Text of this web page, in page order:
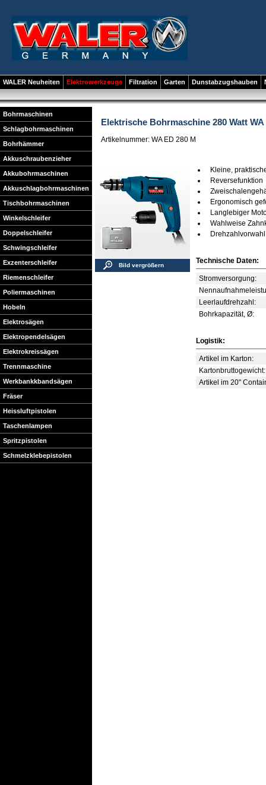
WALER Neuheiten Elektrowerkzeuge Filtration Garten Dunstabzugshauben
Bohrmaschinen
Schlagbohrmaschinen
Bohrhämmer
Akkuschraubenzieher
Akkubohrmaschinen
Akkuschlagbohrmaschinen
Tischbohrmaschinen
Winkelschleifer
Doppelschleifer
Schwingschleifer
Exzenterschleifer
Riemenschleifer
Poliermaschinen
Hobeln
Elektrosägen
Elektropendelsägen
Elektrokreissägen
Trennmaschine
Werkbankkbandsägen
Fräser
Heissluftpistolen
Taschenlampen
Spritzpistolen
Schmelzklebepistolen
Elektrische Bohrmaschine 280 Watt
Artikelnummer: WA ED 280 M
Bild vergrößern
Kleine,
Reversefunktion
Ergonomisch
Langlebiger
Wahlweise
Technische Daten:
Stromversorgung:
Leerlaufdrehzahl:
Bohrkapazität, Ø:
Logistik:
Artikel im Karton:
Kartonbruttogewicht:
Artikel im 20"